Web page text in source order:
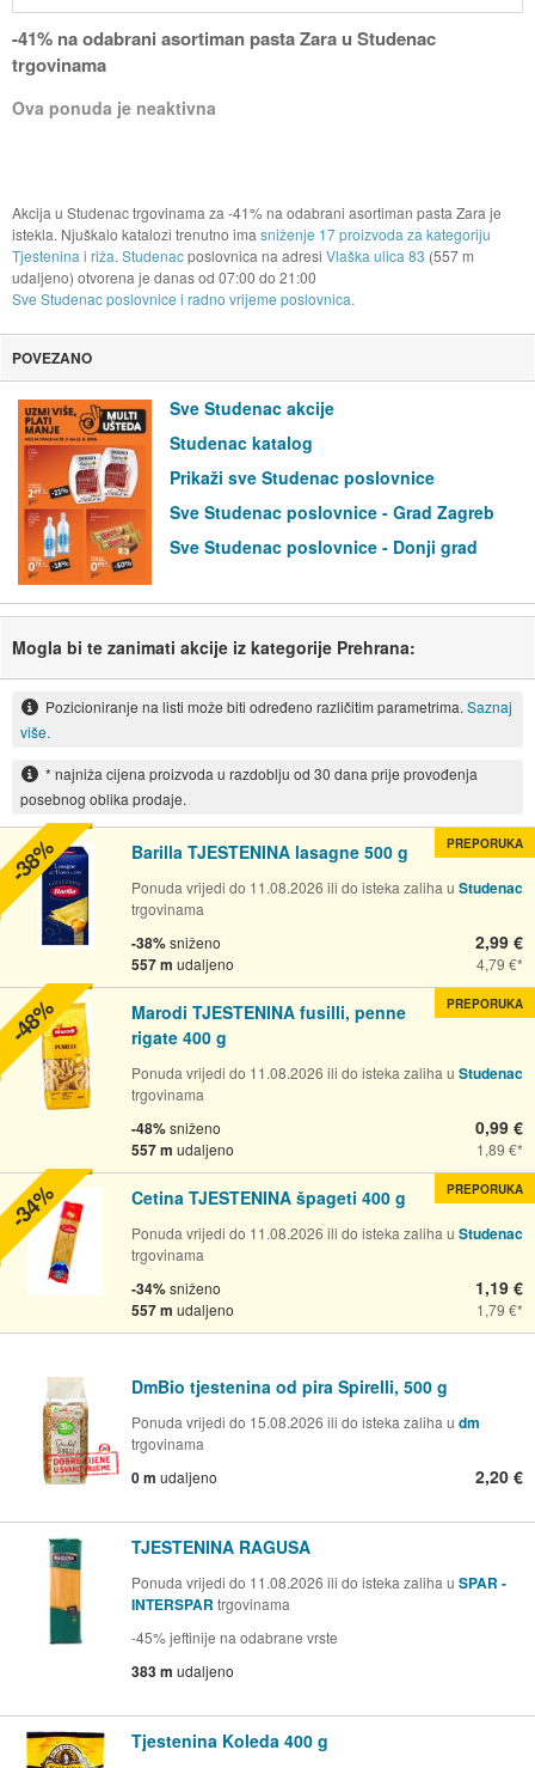
-41% na odabrani asortiman pasta Zara u Studenac
trgovinama
Ova ponuda je neaktivna
Akcija u Studenac trgovinama za -41% na odabrani asortiman pasta Zara je
istekla. Njuškalo katalozi trenutno ima sniženje 17 proizvoda za kategoriju
Tjestenina i riža. Studenacposlovnica na adresi Vlaška ulica 83 (557 m
udaljeno) otvorena je danas od 07:00 do 21:00
Sve Studenac poslovnice i radno vrijeme poslovnica.
POVEZANO
Sve Studenac akcije
Studenac katalog
Prikaži sve Studenac poslovnice
Sve Studenac poslovnice - Grad Zagreb
Sve Studenac poslovnice - Donji grad
Mogla bi te zanimati akcije iz kategorije Prehrana:
Pozicioniranje na listi može biti određeno različitim parametrima. Saznaj
više.
* najniža cijena proizvoda u razdoblju od 30 dana prije provođenja
posebnog oblika prodaje.
Barilla TJESTENINA lasagne 500 g
Ponuda vrijedi do 11.08.2026 ili do isteka zaliha u Studenac
trgovinama
-38%sniženo
557 m udaljeno
2,99 €
4,79 €
PREPORUKA
-38%
Marodi TJESTENINA fusilli, penne
rigate 400 g
Ponuda vrijedi do 11.08.2026 ili do isteka zaliha u Studenac
trgovinama
-48%sniženo
557 m udaljeno
0,99 €
1,89 €
PREPORUKA
-48%
Cetina TJESTENINA špageti 400 g
Ponuda vrijedi do 11.08.2026 ili do isteka zaliha u Studenac
trgovinama
-34%sniženo
557 m udaljeno
1,19 €
1,79 €
PREPORUKA
-34%
DmBio tjestenina od pira Spirelli, 500 g
Ponuda vrijedi do 15.08.2026 ili do isteka zaliha u dm
trgovinama
0 m udaljeno 2,20 €
TJESTENINA RAGUSA
Ponuda vrijedi do 11.08.2026 ili do isteka zaliha u SPAR -
INTERSPAR trgovinama
-45% jeftinije na odabrane vrste
383 m udaljeno
Tjestenina Koleda 400 g